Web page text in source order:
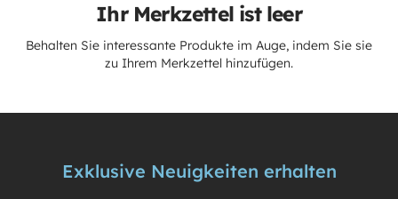
Ihr Merkzettel ist leer
Behalten Sie interessante Produkte im Auge, indem Sie sie
zu Ihrem Merkzettel hinzufügen.
Exklusive Neuigkeiten erhalten